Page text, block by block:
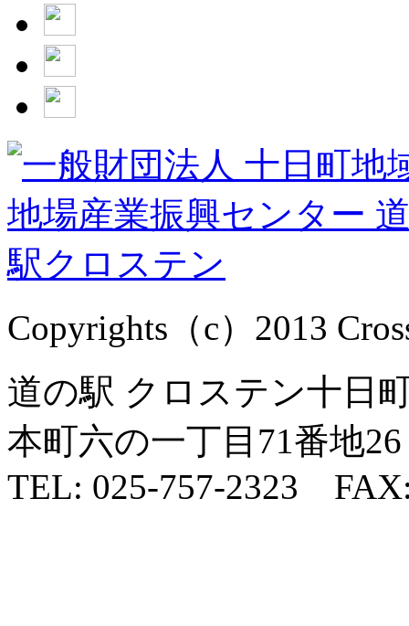
Copyrights（c）2013
道の駅 クロステン十日
本町六の一丁目71番地26
TEL: 025-757-2323